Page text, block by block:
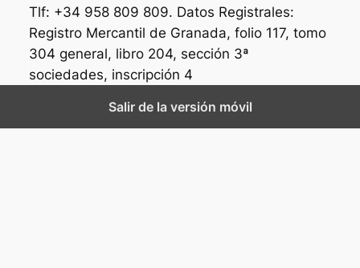
Tlf: +34 958 809 809. Datos Registrales:
Registro Mercantil de Granada, folio 117, tomo
304 general, libro 204, sección 3ª
sociedades, inscripción 4
Salir de la versión móvil